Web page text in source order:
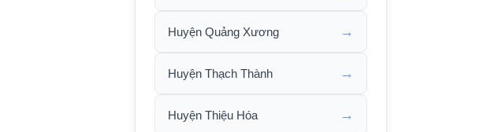
Huyện Quảng Xương →
Huyện Thạch Thành →
Huyện Thiệu Hóa →